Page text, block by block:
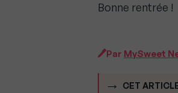
Bonne rentrée !
Par MySweet
CET